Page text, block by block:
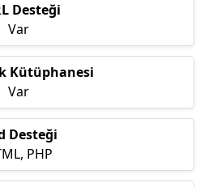
Desteği
Var
Kütüphanesi
Var
Desteği
PHP